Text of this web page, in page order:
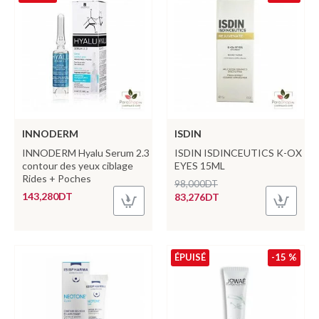
INNODERM
INNODERM Hyalu Serum 2.3
contour des yeux ciblage
Rides + Poches
143,280DT
ISDIN
ISDIN ISDINCEUTICS K-OX
EYES 15ML
83,276DT
98,000DT
-15 %
ÉPUISÉ